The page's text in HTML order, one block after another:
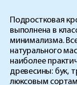
Подростковая
выполнена в
минимализма.
натурального
наиболее
древесины: бук,
люксовым